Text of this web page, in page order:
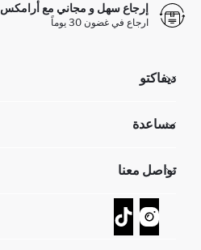
إرجاع سهل و مجاني مع أرامكس
ارجاع في غضون 30 يوماً
ديفاكتو
تعرف علينا
GIFT CLUB
مساعدة
عمليات الارجاع و الاستبدال السهلة
تتبع الشحنة
كيف يمكنك التسوق في ديفاكتو ؟
كيف تدفع في ديفاكتو؟
تواصل معنا
نموذج الاتصال
خدمة العملاء